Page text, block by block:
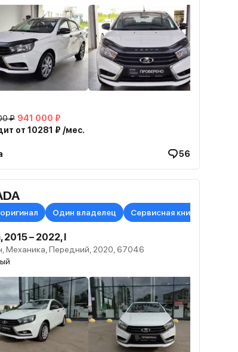
₽ 941 000 ₽
от 10281 ₽ /мес.
56
Один владелец Сервисная книжка в
2015 – 2022, I
Механика, Передний, 2020, 67046